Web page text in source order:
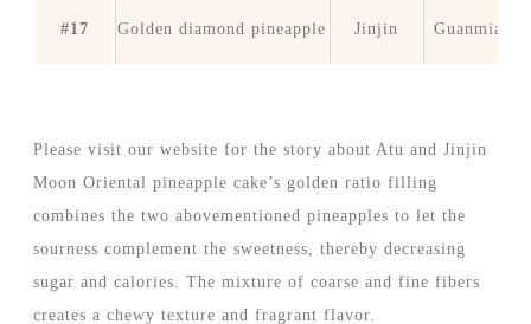
#17 Golden diamond pineapple Jinjin Guanmiao,
Please visit our website for the story about Atu and Jinjin
Moon Oriental pineapple cake’s golden ratio filling
combines the two abovementioned pineapples to let the
sourness complement the sweetness, thereby decreasing
sugar and calories. The mixture of coarse and fine fibers
creates a chewy texture and fragrant flavor.